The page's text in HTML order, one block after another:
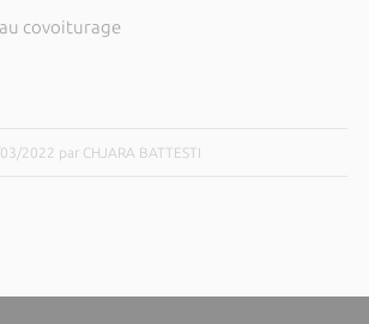
covoiturage
2022 par CHJARA BATTESTI